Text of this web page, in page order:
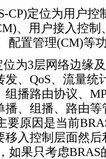
CP)定位为用户控
、用户接入控制
配置管理(CM)等
位为3层网络边缘
、QoS、流量统
组播路由协议、
播、组播、路由
要原因是当前
移入控制层面然后
如果只考虑BRAS